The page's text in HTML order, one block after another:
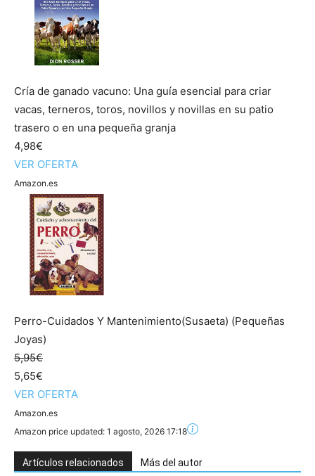
Cría de ganado vacuno: Una guía esencial para criar
vacas, terneros, toros, novillos y novillas en su patio
trasero o en una pequeña granja
4,98€
VER OFERTA
Amazon.es
Perro-Cuidados Y Mantenimiento(Susaeta) (Pequeñas
Joyas)
5,95€
5,65€
VER OFERTA
Amazon.es
Amazon price updated: 1 agosto, 2026 17:18
Artículos relacionados Más del autor